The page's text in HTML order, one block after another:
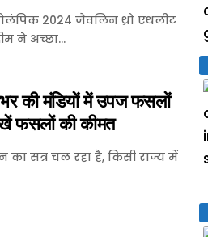
2024 जैवलिन थ्रो एथलीट
ने अच्छा…
मंडियाें में उपज फसलाें
फसलाें की कीमत
सत्र चल रहा है, किसी राज्य में